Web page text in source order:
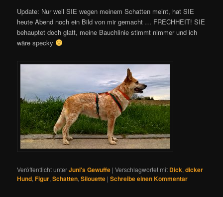
Update: Nur weil SIE wegen meinem Schatten meint, hat SIE
heute Abend noch ein Bild von mir gemacht … FRECHHEIT! SIE
behauptet doch glatt, meine Bauchlinie stimmt nimmer und ich
wäre specky
Veröffentlicht unterJuni's Gewuffe |Verschlagwortet mit Dick,dicker
Hund,Figur,Schatten,Silouette |Schreibe einen Kommentar